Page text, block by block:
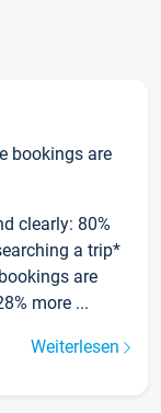
bookings are
clearly: 80%
a trip*
are
more ...
Weiterlesen